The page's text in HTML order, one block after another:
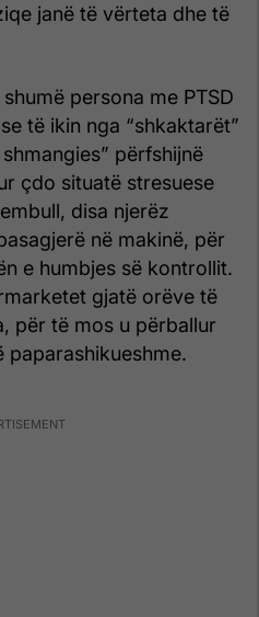
janë të vërteta dhe të
persona me PTSD
të ikin nga “shkaktarët”
përfshijnë
çdo situatë stresuese
disa njerëz
në makinë, për
e humbjes së kontrollit.
gjatë orëve të
për të mos u përballur
paparashikueshme.